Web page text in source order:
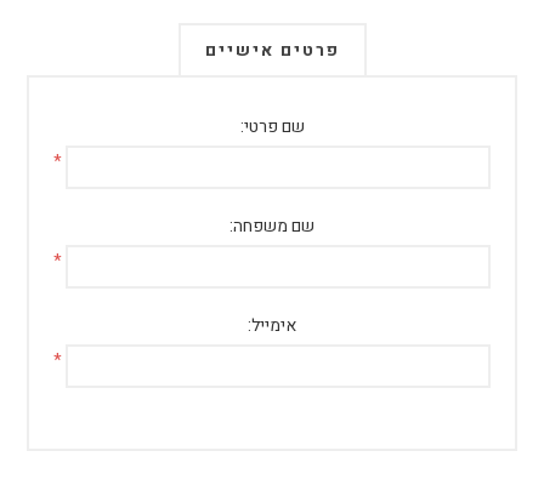
פרטים אישיים
שם פרטי:
*
שם משפחה:
*
אימייל:
*